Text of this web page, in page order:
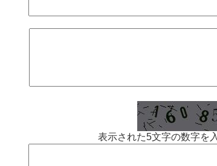
表示された5文字の数字を